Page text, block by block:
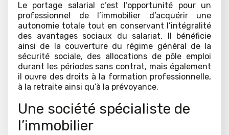
Le portage salarial c’est l’opportunité pour un
professionnel de l’immobilier d’acquérir une
autonomie totale tout en conservant l’intégralité
des avantages sociaux du salariat. Il bénéficie
ainsi de la couverture du régime général de la
sécurité sociale, des allocations de pôle emploi
durant les périodes sans contrat, mais également
il ouvre des droits à la formation professionnelle,
à la retraite ainsi qu’à la prévoyance.
Une société spécialiste de
l’immobilier